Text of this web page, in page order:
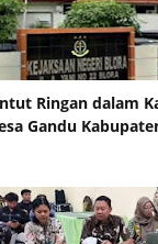
Ringan dalam
Gandu